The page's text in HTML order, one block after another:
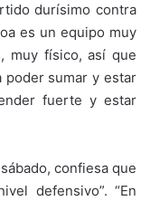
m
p
ar
tir
durísimo contra
es un equipo muy
muy físico, así que
poder sumar y estar
fuerte y estar
confiesa que
defensivo”. “En